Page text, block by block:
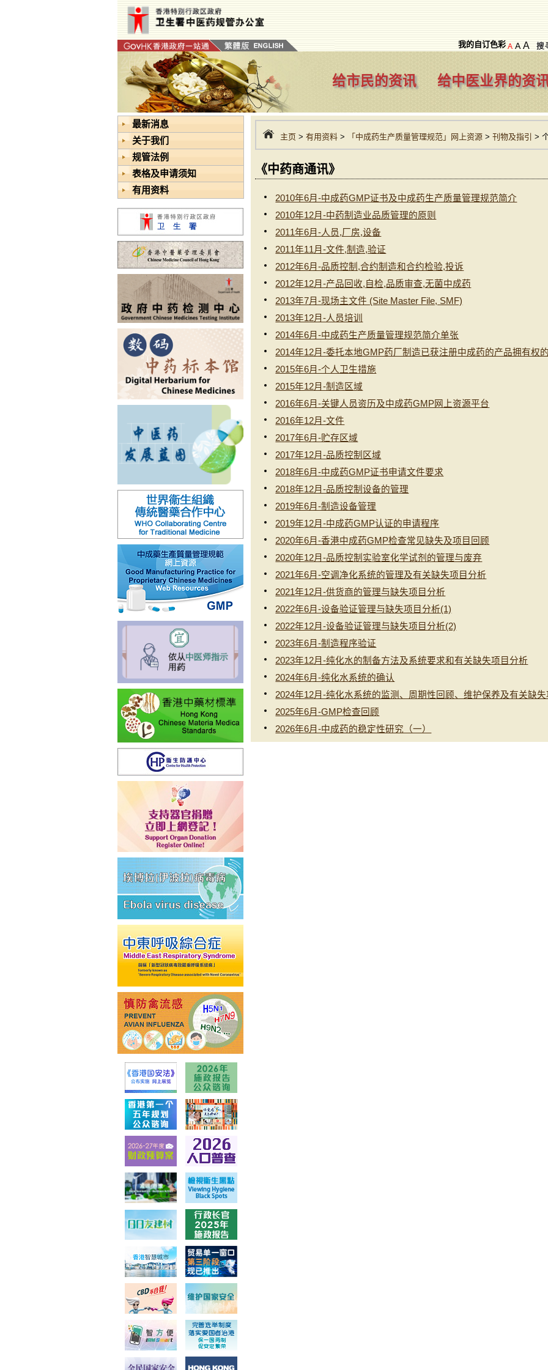
我的自订色彩 A A A
给市民的资讯 给中医业界的资
最新消息
关于我们
规管法例
表格及申请须知
有用资料
主页 >有用资料 > 「中成药生产质量管理规范」网上资源 >刊物及指引 >
《中药商通讯》
2010年6月-中成药GMP证书及中成药生产质量管理规范简介
2010年12月-中药制造业品质管理的原则
2011年6月-人员,厂房,设备
2011年11月-文件,制造,验证
2012年6月-品质控制,合约制造和合约检验,投诉
2012年12月-产品回收,自检,品质审查,无菌中成药
2013年7月-现场主文件 (Site Master File, SMF)
2013年12月-人员培训
2014年6月-中成药生产质量管理规范简介单张
2014年12月-委托本地GMP药厂制造已获注册中成药的产品拥有权
2015年6月-个人卫生措施
2015年12月-制造区域
2016年6月-关键人员资历及中成药GMP网上资源平台
2016年12月-文件
2017年6月-贮存区域
2017年12月-品质控制区域
2018年6月-中成药GMP证书申请文件要求
2018年12月-品质控制设备的管理
2019年6月-制造设备管理
2019年12月-中成药GMP认证的申请程序
2020年6月-香港中成药GMP检查常见缺失及项目回顾
2020年12月-品质控制实验室化学试剂的管理与废弃
2021年6月-空调净化系统的管理及有关缺失项目分析
2021年12月-供货商的管理与缺失项目分析
2022年6月-设备验证管理与缺失项目分析(1)
2022年12月-设备验证管理与缺失项目分析(2)
2023年6月-制造程序验证
2023年12月-纯化水的制备方法及系统要求和有关缺失项目分析
2024年6月-纯化水系统的确认
2024年12月-纯化水系统的监测、周期性回顾、维护保养及有关缺
2025年6月-GMP检查回顾
2026年6月-中成药的稳定性研究（一）